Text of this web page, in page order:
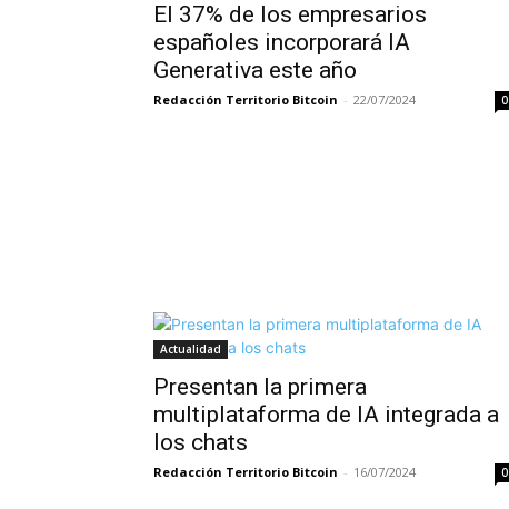
El 37% de los empresarios
españoles incorporará IA
Generativa este año
Redacción Territorio Bitcoin - 22/07/2024 0
Actualidad
Presentan la primera
multiplataforma de IA integrada a
los chats
Redacción Territorio Bitcoin - 16/07/2024 0